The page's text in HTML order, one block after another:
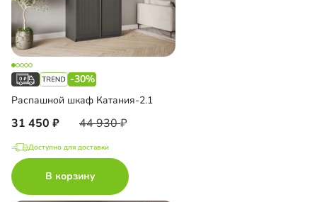
-30%
Распашной шкаф Катания-2.1
31 450 44 930
Доступно для доставки
В корзину